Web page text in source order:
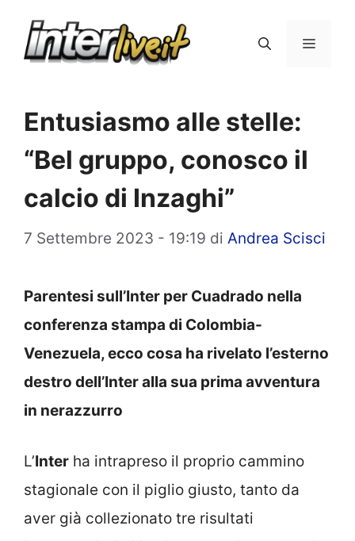
Menu
Entusiasmo alle stelle:
“Bel gruppo, conosco il
calcio di Inzaghi”
7 Settembre 2023 - 19:19 di Andrea Scisci
Parentesi sull’Inter per Cuadrado nella
conferenza stampa di Colombia-
Venezuela, ecco cosa ha rivelato l’esterno
destro dell’Inter alla sua prima avventura
in nerazzurro
L’Inter ha intrapreso il proprio cammino
stagionale con il piglio giusto, tanto da
aver già collezionato tre risultati